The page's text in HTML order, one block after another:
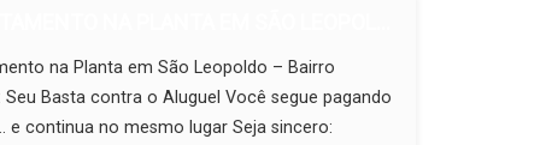
na Planta em São Leopoldo – Bairro
Seu Basta contra o Aluguel Você segue pagando
e continua no mesmo lugar Seja sincero: